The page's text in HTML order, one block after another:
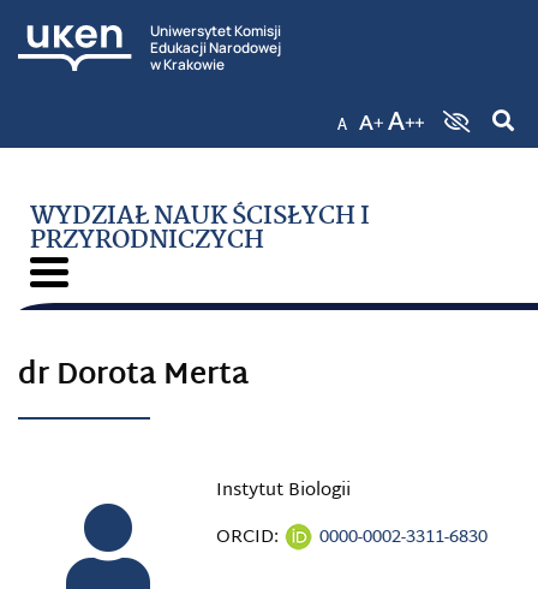
Uniwersytet Komisji
Edukacji Narodowej
w Krakowie
WYDZIAŁ NAUK ŚCISŁYCH I
PRZYRODNICZYCH
dr Dorota Merta
Instytut Biologii
ORCID:
0000-0002-3311-6830